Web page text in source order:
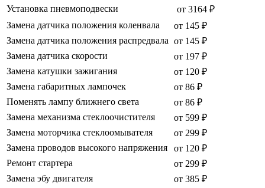
Установка пневмоподвески
от 3164 ₽
Замена датчика положения коленвала
от 145 ₽
Замена датчика положения распредвала от 145 ₽
Замена датчика скорости
от 197 ₽
Замена катушки зажигания
от 120 ₽
Замена габаритных лампочек
от 86 ₽
Поменять лампу ближнего света
от 86 ₽
Замена механизма стеклоочистителя
от 599 ₽
Замена моторчика стеклоомывателя
от 299 ₽
Замена проводов высокого напряжения
от 120 ₽
Ремонт стартера
от 299 ₽
Замена эбу двигателя
от 385 ₽